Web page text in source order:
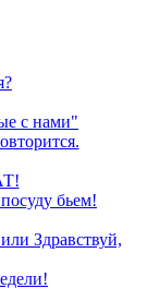
с нами"
бьем!
Здравствуй,